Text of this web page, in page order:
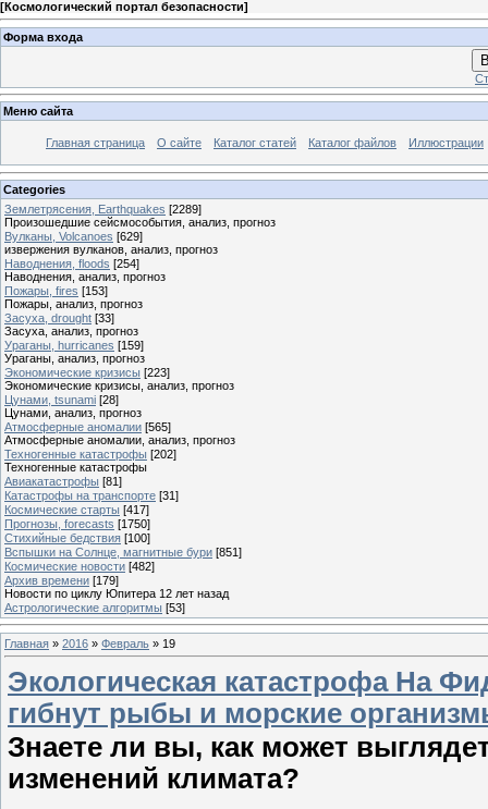
[Космологический портал безопасности]
Форма входа
Меню сайта
Главная страница О сайте Каталог статей Каталог файлов Иллюстрации
Categories
Землетрясения, Earthquakes [2289]
Произошедшие сейсмособытия, анализ, прогноз
Вулканы, Volcanoes [629]
извержения вулканов, анализ, прогноз
Наводнения, floods [254]
Наводнения, анализ, прогноз
Пожары, fires [153]
Пожары, анализ, прогноз
Засуха, drought [33]
Засуха, анализ, прогноз
Ураганы, hurricanes [159]
Ураганы, анализ, прогноз
Экономические кризисы [223]
Экономические кризисы, анализ, прогноз
Цунами, tsunami [28]
Цунами, анализ, прогноз
Атмосферные аномалии [565]
Атмосферные аномалии, анализ, прогноз
Техногенные катастрофы [202]
Техногенные катастрофы
Авиакатастрофы [81]
Катастрофы на транспорте [31]
Космические старты [417]
Прогнозы, forecasts [1750]
Стихийные бедствия [100]
Вспышки на Солнце, магнитные бури [851]
Космические новости [482]
Архив времени [179]
Новости по циклу Юпитера 12 лет назад
Астрологические алгоритмы [53]
Главная » 2016 » Февраль » 19
Экологическая катастрофа На
гибнут рыбы и морские
Знаете ли вы, как может
изменений климата?